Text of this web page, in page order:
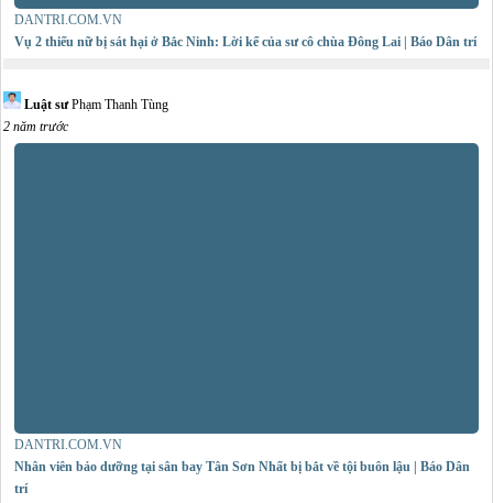
DANTRI.COM.VN
Vụ 2 thiếu nữ bị sát hại ở Bắc Ninh: Lời kể của sư cô chùa Đông Lai | Báo Dân trí
Luật sưPhạm Thanh Tùng
2 năm trước
DANTRI.COM.VN
Nhân viên bảo dưỡng tại sân bay Tân Sơn Nhất bị bắt về tội buôn lậu | Báo Dân
trí